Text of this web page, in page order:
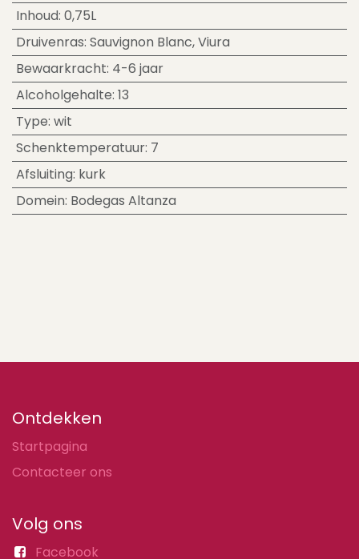
Inhoud: 0,75L
Druivenras: Sauvignon Blanc,Viura
Bewaarkracht: 4-6 jaar
Alcoholgehalte: 13
Type: wit
Schenktemperatuur: 7
Afsluiting: kurk
Domein: Bodegas Altanza
Ontdekken
Startpagina
Contacteer ons
Volg ons
Facebook